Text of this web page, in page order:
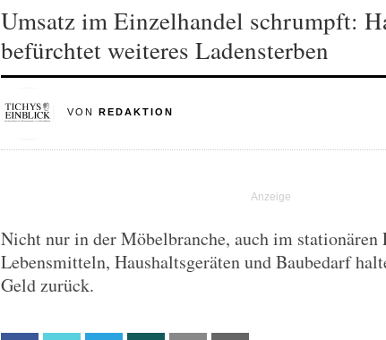
Umsatz im Einzelhandel schrumpft:
befürchtet weiteres Ladensterben
VON REDAKTION
Nicht nur in der Möbelbranche, auch im stationären
Lebensmitteln, Haushaltsgeräten und Baubedarf
Geld zurück.